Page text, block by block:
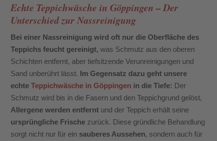
Echte Teppichwäsche in Göppingen – Der
Unterschied zur Nassreinigung
Bei einer Nassreinigung wird oft nur die Oberfläche des
Teppichs feucht gereinigt, was Schmutz aus den oberen
Schichten entfernt, aber tiefsitzende Verunreinigungen und
Sand unberührt lässt. Im Gegensatz dazu geht unsere
echteTeppichwäsche in Göppingen in die Tiefe: Der
Schmutz wird bis in die Fasern und den Teppichgrund gelöst,
Allergene werden entfernt und der Teppich erhält seine
ursprüngliche Frische zurück. Diese gründliche Behandlung
sorgt nicht nur für ein sauberes Aussehen, sondern auch für